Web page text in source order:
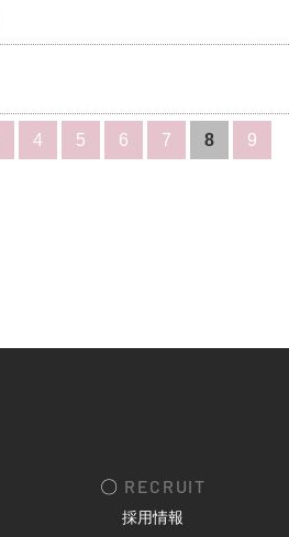
4 5 6 7 8 9
〇 RECRUIT
採用情報